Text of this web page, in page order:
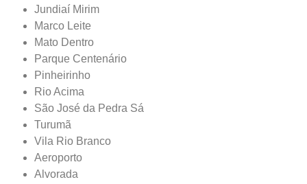
Jundiaí Mirim
Marco Leite
Mato Dentro
Parque Centenário
Pinheirinho
Rio Acima
São José da Pedra Sá
Turumã
Vila Rio Branco
Aeroporto
Alvorada